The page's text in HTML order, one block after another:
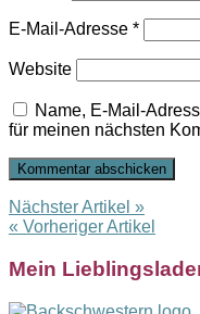
E-Mail-Adresse *
Website
Name, E-Mail-
für meinen nächsten
Nächster Artikel »
« Vorheriger Artikel
Mein